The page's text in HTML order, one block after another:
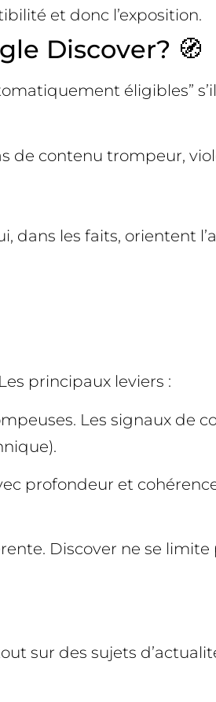
et donc l’exposition.
Discover? 🧭
éligibles”
de contenu trompeur,
dans les faits, orientent
principaux leviers :
Les signaux de
profondeur et
Discover ne se limite
sur des sujets